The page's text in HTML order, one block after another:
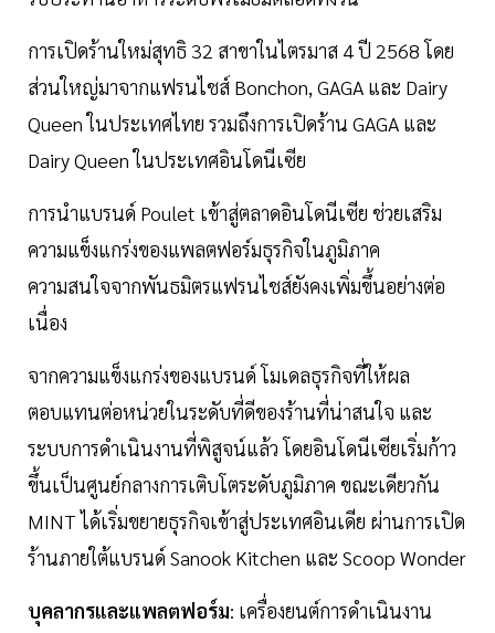
การเปิดร้านใหม่สุทธิ 32 สาขาในไตรมาส 4 ปี 2568 โดย
ส่วนใหญ่มาจากแฟรนไชส์ Bonchon, GAGA และ Dairy
Queen ในประเทศไทย รวมถึงการเปิดร้าน GAGA และ
Dairy Queen ในประเทศอินโดนีเซีย
การนำแบรนด์ Poulet เข้าสู่ตลาดอินโดนีเซีย ช่วยเสริม
ความแข็งแกร่งของแพลตฟอร์มธุรกิจในภูมิภาค
ความสนใจจากพันธมิตรแฟรนไชส์ยังคงเพิ่มขึ้นอย่างต่อ
เนื่อง
จากความแข็งแกร่งของแบรนด์ โมเดลธุรกิจที่ให้ผล
ตอบแทนต่อหน่วยในระดับที่ดีของร้านที่น่าสนใจ และ
ระบบการดำเนินงานที่พิสูจน์แล้ว โดยอินโดนีเซียเริ่มก้าว
ขึ้นเป็นศูนย์กลางการเติบโตระดับภูมิภาค ขณะเดียวกัน
MINT ได้เริ่มขยายธุรกิจเข้าสู่ประเทศอินเดีย ผ่านการเปิด
ร้านภายใต้แบรนด์ Sanook Kitchen และ Scoop Wonder
บุคลากรและแพลตฟอร์ม: เครื่องยนต์การดำเนินงาน